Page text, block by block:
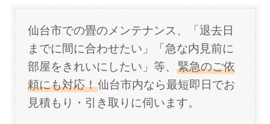
仙台市での畳のメンテナンス、「退去日
までに間に合わせたい」「急な内見前に
部屋をきれいにしたい」等、緊急のご依
頼にも対応！仙台市内なら最短即日でお
見積もり・引き取りに伺います。